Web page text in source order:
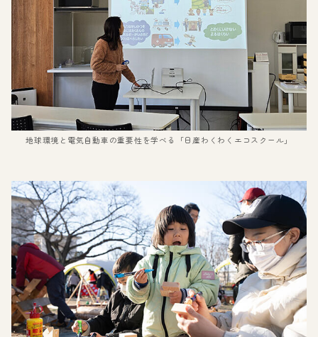
地球環境と電気自動車の重要性を学べる「日産わくわくエコスクール」